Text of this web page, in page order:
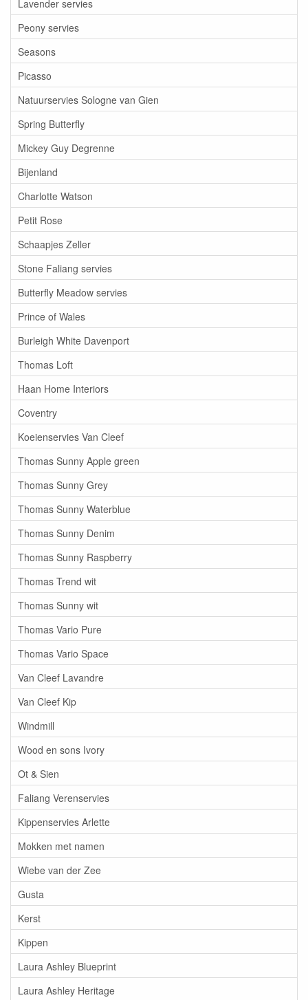
Lavender servies
Peony servies
Seasons
Picasso
Natuurservies Sologne van Gien
Spring Butterfly
Mickey Guy Degrenne
Bijenland
Charlotte Watson
Petit Rose
Schaapjes Zeller
Stone Faliang servies
Butterfly Meadow servies
Prince of Wales
Burleigh White Davenport
Thomas Loft
Haan Home Interiors
Coventry
Koeienservies Van Cleef
Thomas Sunny Apple green
Thomas Sunny Grey
Thomas Sunny Waterblue
Thomas Sunny Denim
Thomas Sunny Raspberry
Thomas Trend wit
Thomas Sunny wit
Thomas Vario Pure
Thomas Vario Space
Van Cleef Lavandre
Van Cleef Kip
Windmill
Wood en sons Ivory
Ot & Sien
Faliang Verenservies
Kippenservies Arlette
Mokken met namen
Wiebe van der Zee
Gusta
Kerst
Kippen
Laura Ashley Blueprint
Laura Ashley Heritage